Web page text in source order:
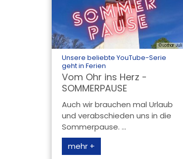
© Lothar Juli
Unsere beliebte YouTube-Serie
geht in Ferien
Vom Ohr ins Herz -
SOMMERPAUSE
Auch wir brauchen mal Urlaub
und verabschieden uns in die
Sommerpause. ...
mehr +